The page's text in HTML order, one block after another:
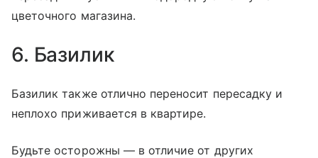
цветочного магазина.
6. Базилик
Базилик также отлично переносит пересадку и
неплохо приживается в квартире.
Будьте осторожны — в отличие от других